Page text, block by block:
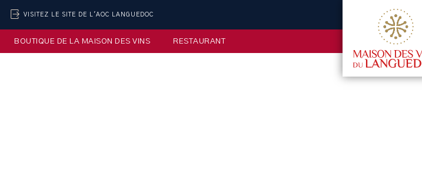
VISITEZ LE SITE DE L'AOC LANGUEDOC
BOUTIQUE DE LA MAISON DES VINS RESTAURANT ECOLE